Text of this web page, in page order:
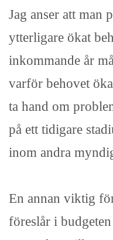
Jag anser att man
ytterligare ökat
inkommande år
varför behovet
ta hand om
på ett tidigare
inom andra
En annan viktig
föreslår i